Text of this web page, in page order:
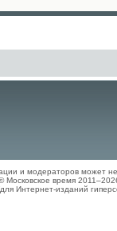
и модераторов может
Московское время
Интернет-изданий